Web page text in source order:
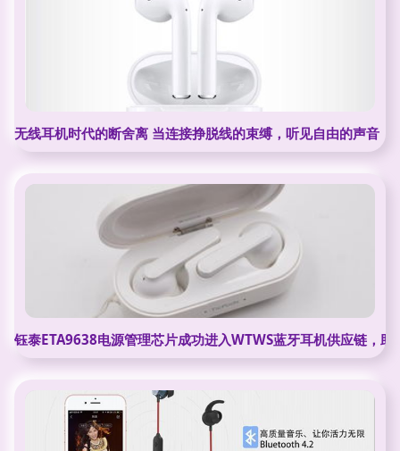
无线耳机时代的断舍离 当连接挣脱线的束缚，听见自由的声音
钰泰ETA9638电源管理芯片成功进入WTWS蓝牙耳机供应链，助